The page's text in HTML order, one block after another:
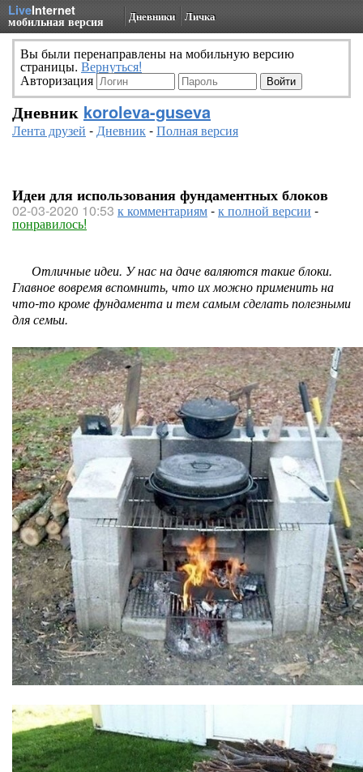
LiveInternet
мобильная версия Дневники Личка
Вы были перенаправлены на мобильную версию
страницы. Вернуться!
Авторизация
Дневник koroleva-guseva
Лента друзей -Дневник-Полная версия
Идеи для использования фундаментных блоков
02-03-2020 10:53 к комментариям-к полной версии -
понравилось!
Отличные идеи. У нас на даче валяются такие блоки.
Главное вовремя вспомнить, что их можно применить на
что-то кроме фундамента и тем самым сделать полезными
для семьи.